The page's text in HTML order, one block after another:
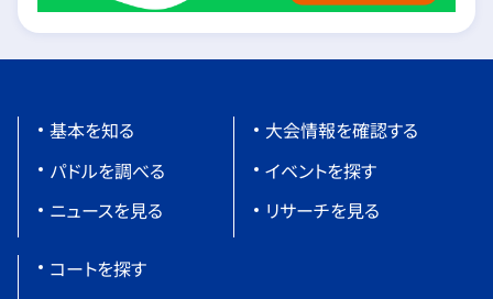
基本を知る
パドルを調べる
ニュースを見る
大会情報を確認する
イベントを探す
リサーチを見る
コートを探す